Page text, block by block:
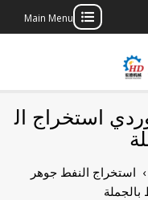
Main Menu
إنتاج
النباتية
بك
استخراج ال
› استخراج النفط جوهر